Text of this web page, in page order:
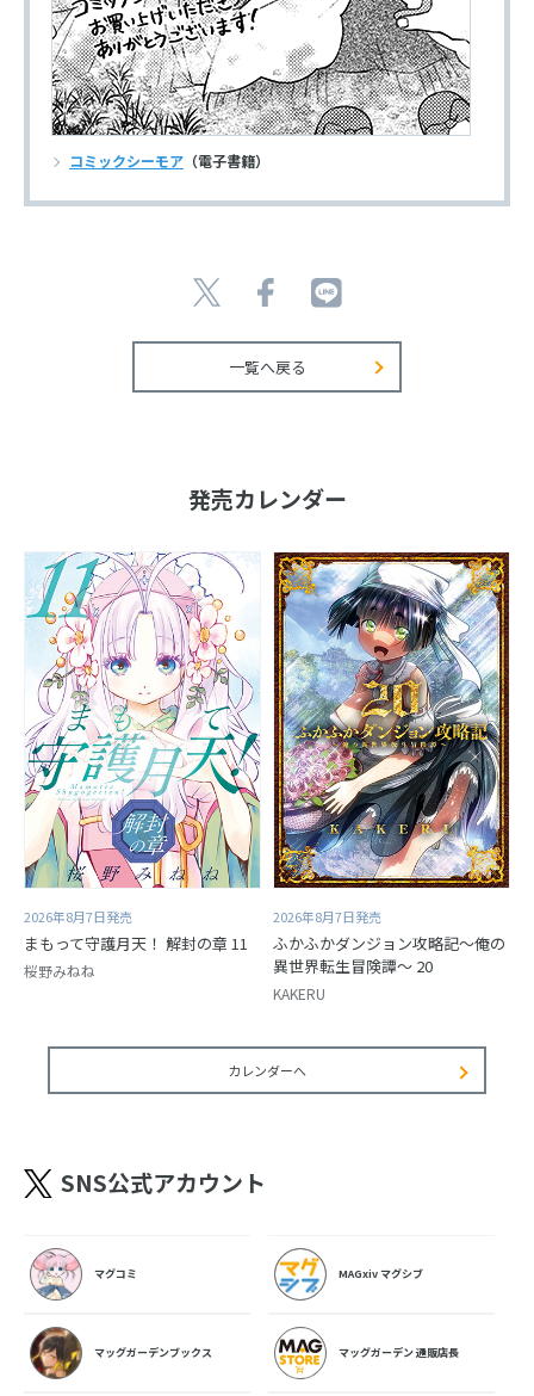
コミックシーモア （電子書籍）
一覧へ戻る
発売カレンダー
2026年8月7日発売
まもって守護月天！ 解封の章 11
桜野みねね
2026年8月7日発売
ふかふかダンジョン攻略記～俺の
異世界転生冒険譚～ 20
KAKERU
カレンダーへ
SNS公式アカウント
マグコミ MAGxiv マグシブ
マッグガーデンブックス マッグガーデン 通販店長